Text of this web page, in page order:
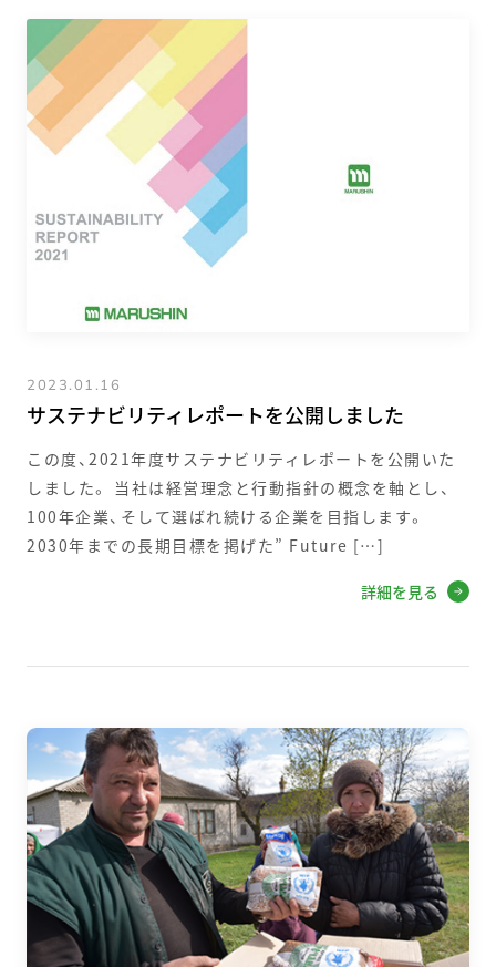
2023.01.16
サステナビリティレポートを公開しました
この度、2021年度サステナビリティレポートを公開いた
しました。 当社は経営理念と行動指針の概念を軸とし、
100年企業、そして選ばれ続ける企業を目指します。
2030年までの長期目標を掲げた” Future […]
詳細を見る